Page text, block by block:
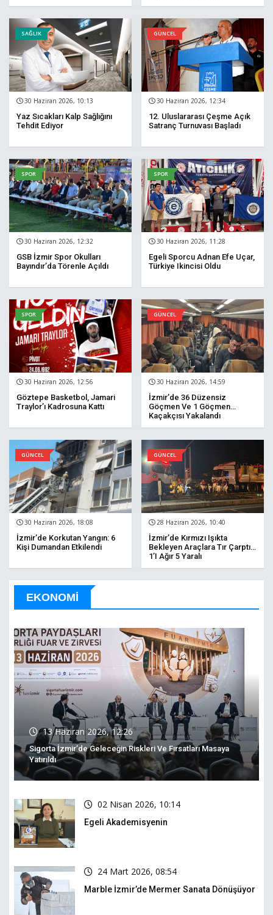
SAĞLIK
30 Haziran 2026, 10:13
Yaz Sıcakları Kalp Sağlığını
Tehdit Ediyor
GÜNCEL
30 Haziran 2026, 12:34
12. Uluslararası Çeşme Açık
Satranç Turnuvası Başladı
SPOR
30 Haziran 2026, 12:32
GSB İzmir Spor Okulları
Bayındır’da Törenle Açıldı
SPOR
30 Haziran 2026, 11:28
Egeli Sporcu Adnan Efe Uçar,
Türkiye Ikincisi Oldu
SPOR
30 Haziran 2026, 12:56
Göztepe Basketbol, Jamari
Traylor’ı Kadrosuna Kattı
GÜNCEL
30 Haziran 2026, 14:59
İzmir’de 36 Düzensiz
Göçmen Ve 1 Göçmen
Kaçakçısı Yakalandı
GÜNCEL
30 Haziran 2026, 18:08
İzmir’de Korkutan Yangın: 6
Kişi Dumandan Etkilendi
GÜNCEL
28 Haziran 2026, 10:40
İzmir’de Kırmızı Işıkta
Bekleyen Araçlara Tır Çarptı:
1’i Ağır 5 Yaralı
EKONOMİ
13 Haziran 2026, 12:26
Sigorta İzmir’de Geleceğin Riskleri Ve Fırsatları Masaya
Yatırıldı
02 Nisan 2026, 10:14
Egeli Akademisyenin
24 Mart 2026, 08:54
Marble İzmir’de Mermer Sanata Dönüşüyor